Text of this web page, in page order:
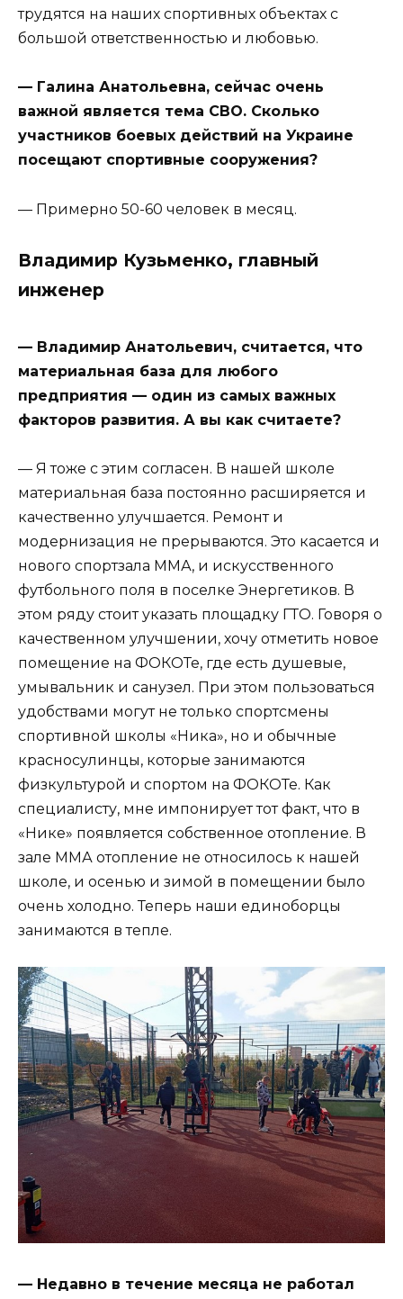
трудятся на наших спортивных объектах с
большой ответственностью и любовью.
— Галина Анатольевна, сейчас очень
важной является тема СВО. Сколько
участников боевых действий на Украине
посещают спортивные сооружения?
— Примерно 50-60 человек в месяц.
Владимир Кузьменко, главный
инженер
— Владимир Анатольевич, считается, что
материальная база для любого
предприятия — один из самых важных
факторов развития. А вы как считаете?
— Я тоже с этим согласен. В нашей школе
материальная база постоянно расширяется и
качественно улучшается. Ремонт и
модернизация не прерываются. Это касается и
нового спортзала ММА, и искусственного
футбольного поля в поселке Энергетиков. В
этом ряду стоит указать площадку ГТО. Говоря о
качественном улучшении, хочу отметить новое
помещение на ФОКОТе, где есть душевые,
умывальник и санузел. При этом пользоваться
удобствами могут не только спортсмены
спортивной школы «Ника», но и обычные
красносулинцы, которые занимаются
физкультурой и спортом на ФОКОТе. Как
специалисту, мне импонирует тот факт, что в
«Нике» появляется собственное отопление. В
зале ММА отопление не относилось к нашей
школе, и осенью и зимой в помещении было
очень холодно. Теперь наши единоборцы
занимаются в тепле.
— Недавно в течение месяца не работал